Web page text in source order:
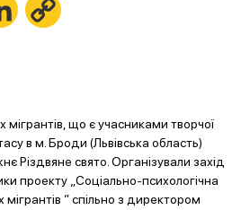
LinkedIn
мігрантів, що є учасниками творчої
в м. Броди (Львівська область)
Різдвяне свято. Організували захід
проекту „Соціально-психологічна
” спільно з директором